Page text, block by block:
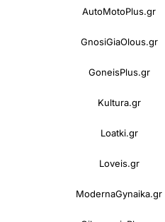
AutoMotoPlus.gr
GnosiGiaOlous.gr
GoneisPlus.gr
Kultura.gr
Loatki.gr
Loveis.gr
ModernaGynaika.gr